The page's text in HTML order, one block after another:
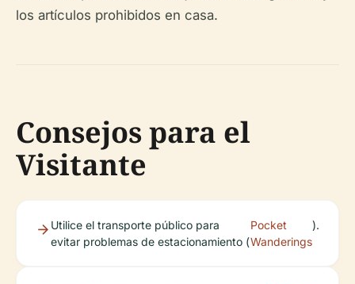
los artículos prohibidos en casa.
Consejos para el
Visitante
Utilice el transporte público para
evitar problemas de estacionamiento (
Pocket
Wanderings
).